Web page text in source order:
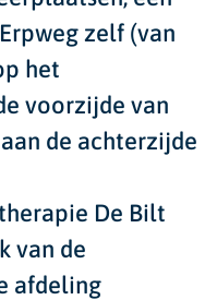
zelf (van
het
voorzijde van
de achterzijde
De Bilt
van de
afdeling